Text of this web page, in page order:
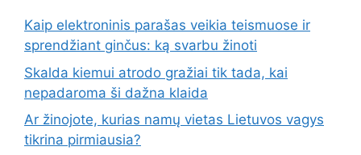
Kaip elektroninis parašas veikia teismuose ir
sprendžiant ginčus: ką svarbu žinoti
Skalda kiemui atrodo gražiai tik tada, kai
nepadaroma ši dažna klaida
Ar žinojote, kurias namų vietas Lietuvos vagys
tikrina pirmiausia?